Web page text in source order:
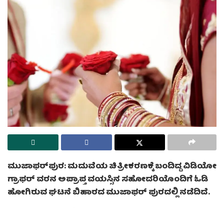
ಮುಜಾಫರ್‌ಪುರ: ಮದುವೆಯ ಚಿತ್ರೀಕರಣಕ್ಕೆ ಬಂದಿದ್ದ ವಿಡಿಯೋ
ಗ್ರಾಫರ್ ವರನ ಅಪ್ರಾಪ್ತ ವಯಸ್ಸಿನ ಸಹೋದರಿಯೊಂದಿಗೆ ಓಡಿ
ಹೋಗಿರುವ ಘಟನೆ ಬಿಹಾರದ ಮುಜಾಫರ್‌ ಪುರದಲ್ಲಿ ನಡೆದಿದೆ.